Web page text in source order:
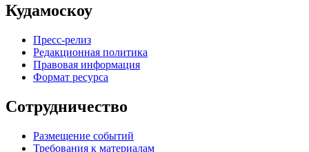
Кудамоскоу
Пресс-релиз
Редакционная политика
Правовая информация
Формат ресурса
Сотрудничество
Размещение событий
Требования к материалам